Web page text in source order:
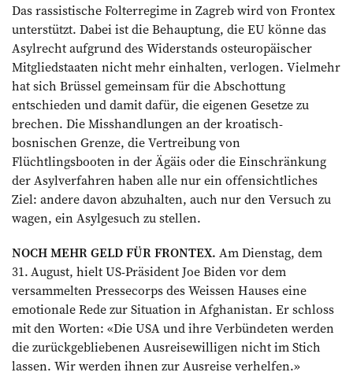
Das rassistische Folterregime in Zagreb wird von Frontex
unterstützt. Dabei ist die Behauptung, die EU könne das
Asylrecht aufgrund des Widerstands osteuropäischer
Mitgliedstaaten nicht mehr einhalten, verlogen. Vielmehr
hat sich Brüssel gemeinsam für die Abschottung
entschieden und damit dafür, die eigenen Gesetze zu
brechen. Die Misshandlungen an der kroatisch-
bosnischen Grenze, die Vertreibung von
Flüchtlingsbooten in der Ägäis oder die Einschränkung
der Asylverfahren haben alle nur ein offensichtliches
Ziel: andere davon abzuhalten, auch nur den Versuch zu
wagen, ein Asylgesuch zu stellen.
NOCH MEHR GELD FÜR FRONTEX. Am Dienstag, dem
31. August, hielt US-Präsident Joe Biden vor dem
versammelten Pressecorps des Weissen Hauses eine
emotionale Rede zur Situation in Afghanistan. Er schloss
mit den Worten: «Die USA und ihre Verbündeten werden
die zurückgebliebenen Ausreisewilligen nicht im Stich
lassen. Wir werden ihnen zur Ausreise verhelfen.»